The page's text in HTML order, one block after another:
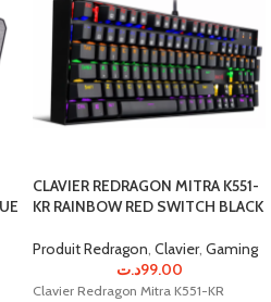
CLAVIER REDRAGON MITRA K551-
KR RAINBOW RED SWITCH BLACK
Produit Redragon, Clavier, Gaming
99.00د.ت
Clavier Redragon Mitra K551-KR